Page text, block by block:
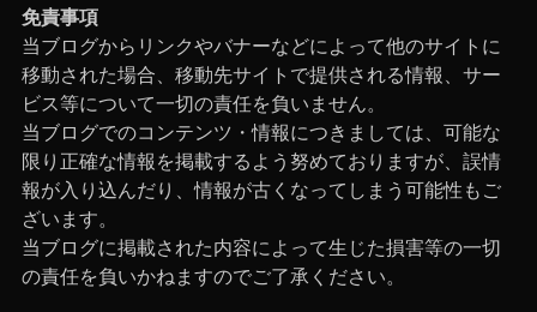
免責事項
当ブログからリンクやバナーなどによって他のサイトに
移動された場合、移動先サイトで提供される情報、サー
ビス等について一切の責任を負いません。
当ブログでのコンテンツ・情報につきましては、可能な
限り正確な情報を掲載するよう努めておりますが、誤情
報が入り込んだり、情報が古くなってしまう可能性もご
ざいます。
当ブログに掲載された内容によって生じた損害等の一切
の責任を負いかねますのでご了承ください。